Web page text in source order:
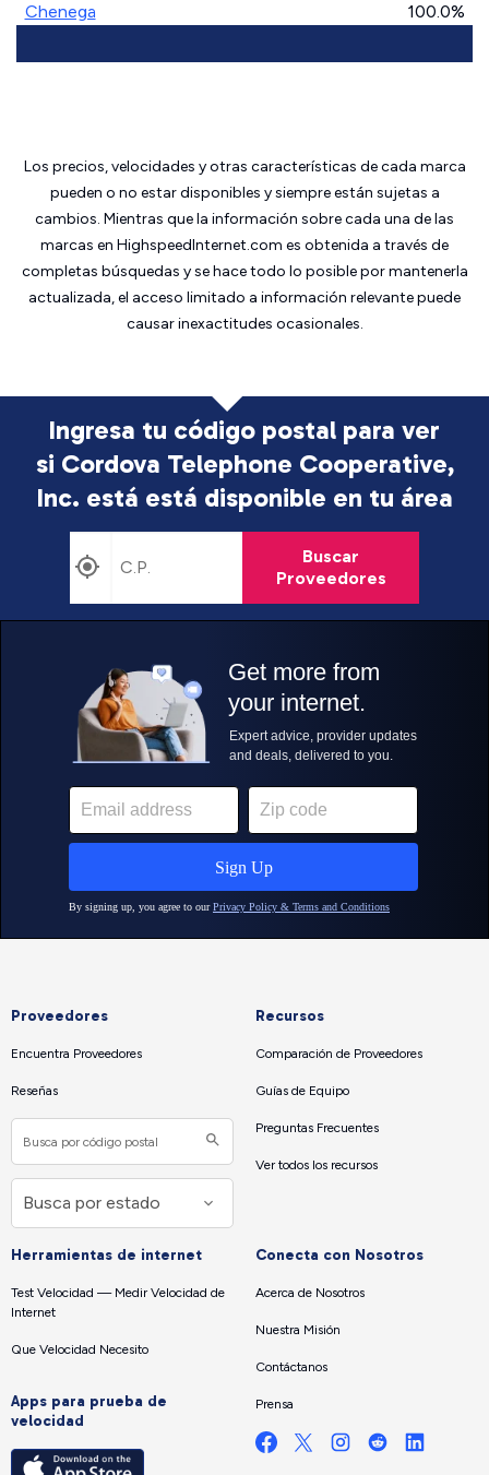
Chenega 100.0%
Los precios, velocidades y otras características de cada marca
pueden o no estar disponibles y siempre están sujetas a
cambios. Mientras que la información sobre cada una de las
marcas en HighspeedInternet.com es obtenida a través de
completas búsquedas y se hace todo lo posible por mantenerla
actualizada, el acceso limitado a información relevante puede
causar inexactitudes ocasionales.
Ingresa tu código postal para ver
si Cordova Telephone Cooperative,
Inc. está está disponible en tu área
Buscar
Proveedores
Proveedores
Encuentra Proveedores
Reseñas
Recursos
Comparación de Proveedores
Guías de Equipo
Preguntas Frecuentes
Ver todos los recursos
Herramientas de internet
Test Velocidad — Medir Velocidad de
Internet
Que Velocidad Necesito
Apps para prueba de
velocidad
Conecta con Nosotros
Acerca de Nosotros
Nuestra Misión
Contáctanos
Prensa